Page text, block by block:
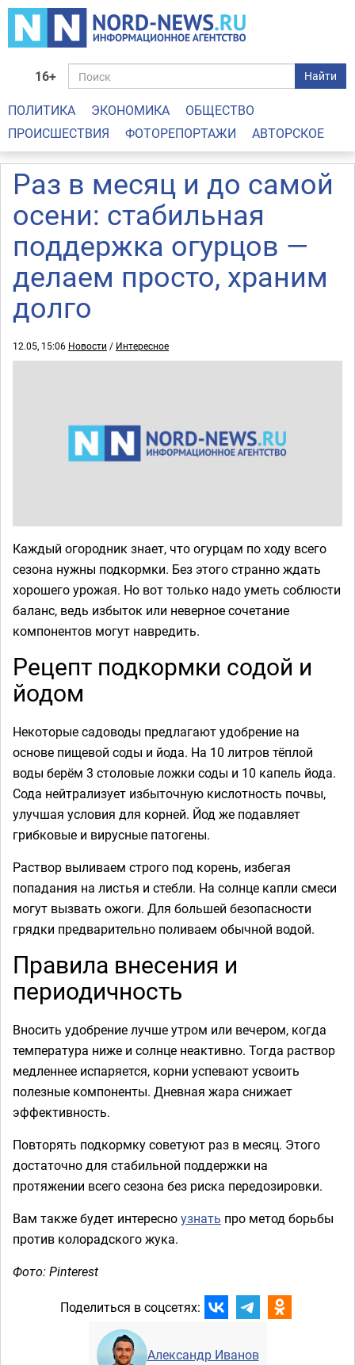
16+ Найти
ПОЛИТИКА ЭКОНОМИКА
ОБЩЕСТВО
ПРОИСШЕСТВИЯ
ФОТОРЕПОРТАЖИ АВТОРСКОЕ
Раз в месяц и до самой
осени: стабильная
поддержка огурцов —
делаем просто, храним
долго
12.05, 15:06 Новости / Интересное
Каждый огородник знает, что огурцам по ходу всего
сезона нужны подкормки. Без этого странно ждать
хорошего урожая. Но вот только надо уметь соблюсти
баланс, ведь избыток или неверное сочетание
компонентов могут навредить.
Рецепт подкормки содой и
йодом
Некоторые садоводы предлагают удобрение на
основе пищевой соды и йода. На 10 литров тёплой
воды берём 3 столовые ложки соды и 10 капель йода.
Сода нейтрализует избыточную кислотность почвы,
улучшая условия для корней. Йод же подавляет
грибковые и вирусные патогены.
Раствор выливаем строго под корень, избегая
попадания на листья и стебли. На солнце капли смеси
могут вызвать ожоги. Для большей безопасности
грядки предварительно поливаем обычной водой.
Правила внесения и
периодичность
Вносить удобрение лучше утром или вечером, когда
температура ниже и солнце неактивно. Тогда раствор
медленнее испаряется, корни успевают усвоить
полезные компоненты. Дневная жара снижает
эффективность.
Повторять подкормку советуют раз в месяц. Этого
достаточно для стабильной поддержки на
протяжении всего сезона без риска передозировки.
Вам также будет интересноузнать про метод борьбы
против колорадского жука.
Фото: Pinterest
Поделиться в соцсетях:
Александр Иванов